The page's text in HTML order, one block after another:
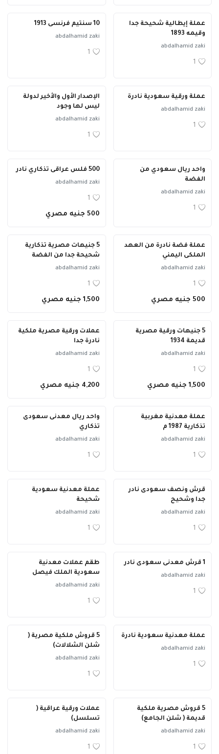
عملة إيطالية شحيحة جدا
وقيمه 1893
abdalhamid zaki
10 سنتيم فرنسى 1913
abdalhamid zaki
عملة ورقية سعودية نادرة
abdalhamid zaki
الإصدار الأول والأخير لدولة
ليس لها وجود
abdalhamid zaki
واحد ريال سعودي من
الفضة
abdalhamid zaki
500 فلس عراقى تذكاري نادر
abdalhamid zaki
500 جنيه مصري
عملة فضة نادرة من العهد
الملكى اليمني
abdalhamid zaki
500 جنيه مصري
5 جنيهات مصرية تذكارية
شحيحة جدا من الفضة
abdalhamid zaki
1,500 جنيه مصري
5 جنيهات ورقية مصرية
قديمة 1934
abdalhamid zaki
1,500 جنيه مصري
عملات ورقية مصرية ملكية
نادرة جدا
abdalhamid zaki
4,200 جنيه مصري
عملة معدنية مغربية
تذكارية 1987 م
abdalhamid zaki
واحد ريال معدنى سعودى
تذكاري
abdalhamid zaki
قرش ونصف سعودى نادر
جدا وشحيح
abdalhamid zaki
عملة معدنية سعودية
شحيحة
abdalhamid zaki
1 قرش معدنى سعودى نادر
abdalhamid zaki
طقم عملات معدنية
سعودية الملك فيصل
abdalhamid zaki
عملة معدنية سعودية نادرة
abdalhamid zaki
5 قروش ملكية مصرية (
شلن الشلالات)
abdalhamid zaki
5 قروش مصرية ملكية
قديمة ( شلن الجامع)
abdalhamid zaki
عملات ورقية عراقية (
تسلسل)
abdalhamid zaki